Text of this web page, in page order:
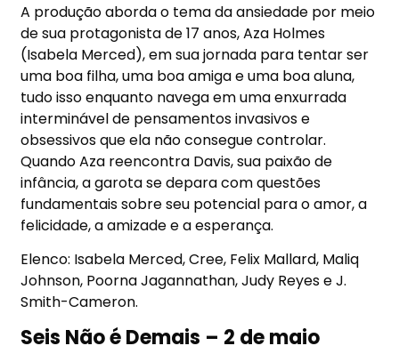
A produção aborda o tema da ansiedade por meio
de sua protagonista de 17 anos, Aza Holmes
(Isabela Merced), em sua jornada para tentar ser
uma boa filha, uma boa amiga e uma boa aluna,
tudo isso enquanto navega em uma enxurrada
interminável de pensamentos invasivos e
obsessivos que ela não consegue controlar.
Quando Aza reencontra Davis, sua paixão de
infância, a garota se depara com questões
fundamentais sobre seu potencial para o amor, a
felicidade, a amizade e a esperança.
Elenco: Isabela Merced, Cree, Felix Mallard, Maliq
Johnson, Poorna Jagannathan, Judy Reyes e J.
Smith-Cameron.
Seis Não é Demais – 2 de maio